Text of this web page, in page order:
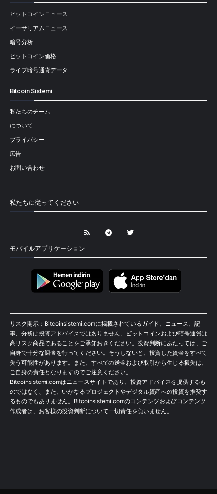
ビットコインニュース
イーサリアムニュース
暗号分析
ビットコイン価格
ライブ暗号通貨データ
Bitcoin Sistemi
私たちのチーム
について
プライバシー
広告
お問い合わせ
私たちに従ってください
モバイルアプリケーション
リスク開示：Bitcoinsistemi.comに掲載されているガイド、ニュース、記
事、分析は投資アドバイスではありません。ビットコインおよび暗号通貨は
高リスク商品であることをご承知おきください。投資判断にあたっては、ご
自身で十分な調査を行ってください。そうしないと、投資した資金をすべて
失う可能性があります。また、すべての送金および取引から生じる損失は、
ご自身の責任となりますのでご注意ください。
Bitcoinsistemi.comはニュースサイトであり、投資アドバイスを提供するも
のではなく、また、いかなるプロジェクトやデジタル資産への投資を推奨す
るものでもありません。Bitcoinsistemi.comのコンテンツおよびコンテンツ
作成者は、お客様の投資判断について一切責任を負いません。